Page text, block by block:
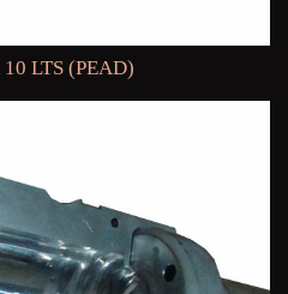
LTS (PEAD)